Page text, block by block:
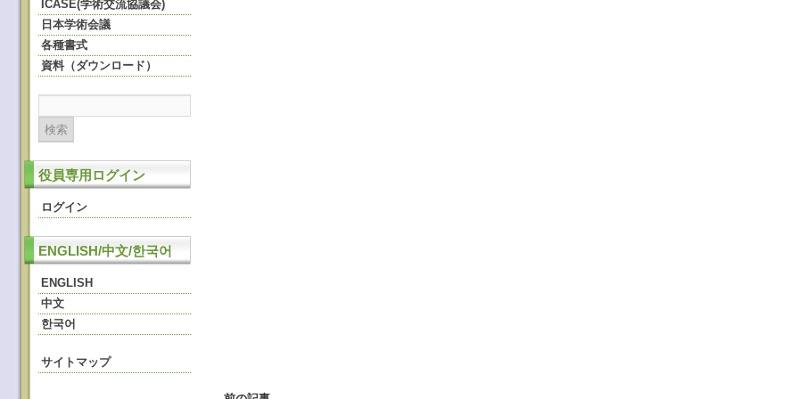
ICASE(学術交流協議会)
日本学術会議
各種書式
資料（ダウンロード）
役員専用ログイン
ログイン
ENGLISH/中文/한국어
ENGLISH
中文
한국어
サイトマップ